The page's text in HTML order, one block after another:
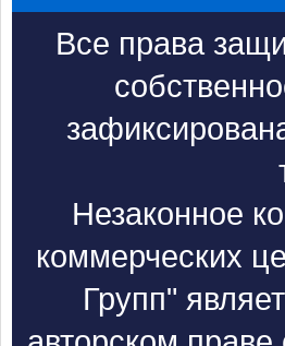
Все права
Незаконное
коммерческих
Групп"